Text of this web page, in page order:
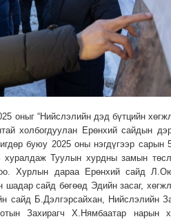
оныг “Нийслэлийн дэд бүтцийн
холбогдуулан Ерөнхий сайдын
буюу 2025 оны нэгдүгээр сарын
хуралдаж Туулын хурдны замын
Хурлын дараа Ерөнхий сайд
сайд бөгөөд Эдийн засаг,
сайд Б.Дэлгэрсайхан, Нийслэлийн
Захирагч Х.Нямбаатар нарын